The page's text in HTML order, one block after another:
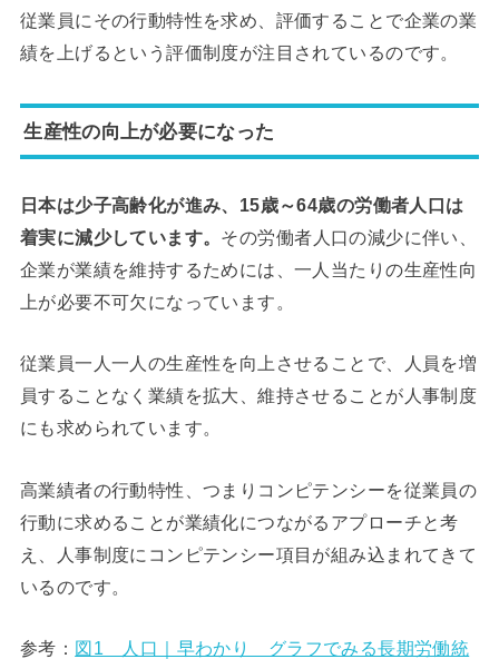
従業員にその行動特性を求め、評価することで企業の業
績を上げるという評価制度が注目されているのです。
生産性の向上が必要になった
日本は少子高齢化が進み、15歳～64歳の労働者人口は
着実に減少しています。 その労働者人口の減少に伴い、
企業が業績を維持するためには、一人当たりの生産性向
上が必要不可欠になっています。
従業員一人一人の生産性を向上させることで、人員を増
員することなく業績を拡大、維持させることが人事制度
にも求められています。
高業績者の行動特性、つまりコンピテンシーを従業員の
行動に求めることが業績化につながるアプローチと考
え、人事制度にコンピテンシー項目が組み込まれてきて
いるのです。
参考： 図1 人口｜早わかり グラフでみる長期労働統